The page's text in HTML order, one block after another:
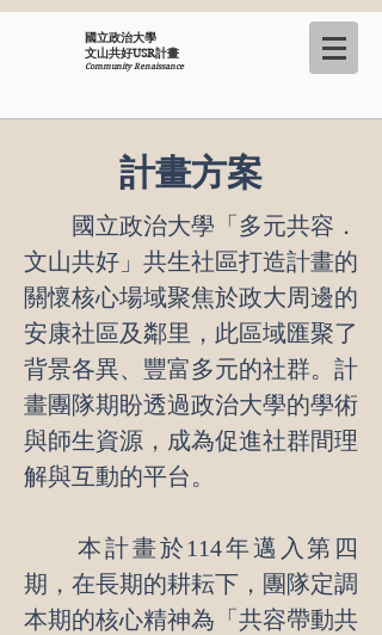
國立政治大學
​文山共好USR計畫
Community Renaissance
計畫方案
國立政治大學「多元共容．
文山共好」共生社區打造計畫的
關懷核心場域聚焦於政大周邊的
安康社區及鄰里，此區域匯聚了
背景各異、豐富多元的社群。計
畫團隊期盼透過政治大學的學術
與師生資源，成為促進社群間理
解與互動的平台。
本計畫於114年邁入第四
期，在長期的耕耘下，團隊定調
本期的核心精神為「共容帶動共